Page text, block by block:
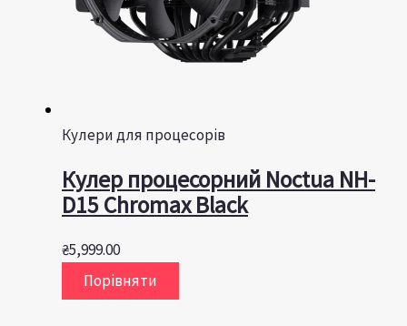
Кулери для процесорів
Кулер процесорний Noctua NH-
D15 Chromax Black
₴5,999.00
Порівняти